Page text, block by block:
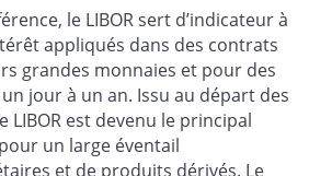
le LIBOR sert d’indicateur à
appliqués dans des contrats
grandes monnaies et pour des
jour à un an. Issu au départ des
LIBOR est devenu le principal
un large éventail
et de produits dérivés. Le